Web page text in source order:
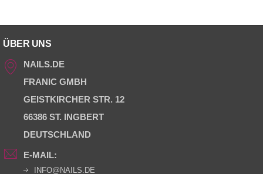
ÜBER UNS
NAILS.DE
FRANIC GMBH
GEISTKIRCHER STR. 12
66386 ST. INGBERT
DEUTSCHLAND
E-MAIL:
INFO@NAILS.DE